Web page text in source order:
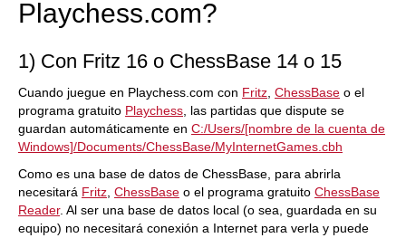
Playchess.com?
1) Con Fritz 16 o ChessBase 14 o 15
Cuando juegue en Playchess.com con Fritz ChessBase o el
programa gratuito Playchess , las partidas que dispute se
guardan automáticamente en C:/Users/[nombre de la cuenta de
Windows]/Documents/ChessBase/MyInternetGames.cbh
Como es una base de datos de ChessBase, para abrirla
necesitará Fritz ChessBase o el programa gratuito ChessBase
Reader. Al ser una base de datos local (o sea, guardada en su
equipo) no necesitará conexión a Internet para verla y puede